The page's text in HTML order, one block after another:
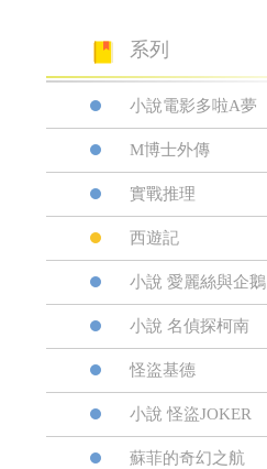
系列
小說電影多啦A夢
M博士外傳
實戰推理
西遊記
小說 愛麗絲與企鵝
小說 名偵探柯南
怪盜基德
小說 怪盜JOKER
蘇菲的奇幻之航